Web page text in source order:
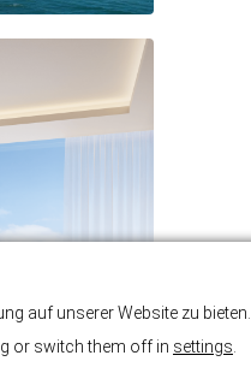
auf unserer Website zu bieten.
or switch them off in settings